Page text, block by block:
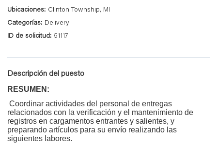
Clinton Township, MI
Delivery
51117
Descripción del puesto
RESUMEN:
Coordinar actividades del personal de entregas
relacionados con la verificación y el mantenimiento de
registros en cargamentos entrantes y salientes, y
preparando artículos para su envío realizando las
siguientes labores.